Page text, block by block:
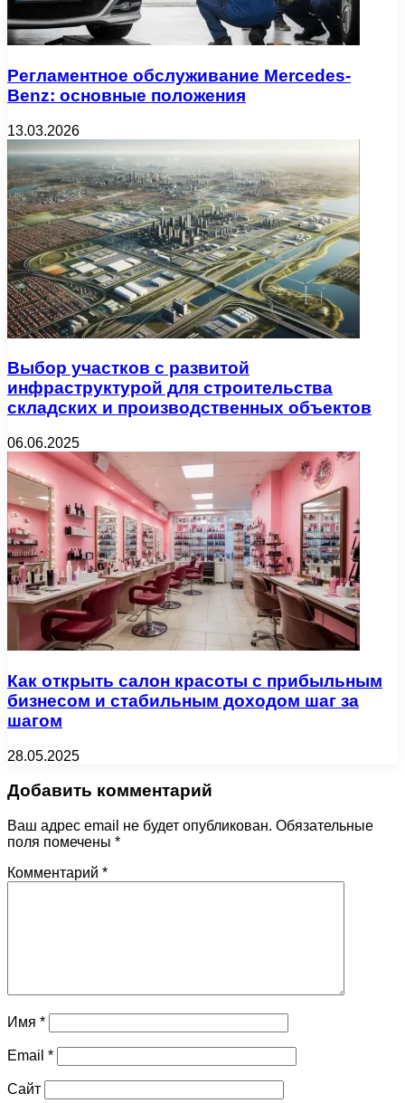
Регламентное обслуживание Mercedes-
Benz: основные положения
13.03.2026
Выбор участков с развитой
инфраструктурой для строительства
складских и производственных объектов
06.06.2025
Как открыть салон красоты с прибыльным
бизнесом и стабильным доходом шаг за
шагом
28.05.2025
Добавить комментарий
Ваш адрес email не будет опубликован. Обязательные
поля помечены *
Комментарий *
Имя *
Email *
Сайт